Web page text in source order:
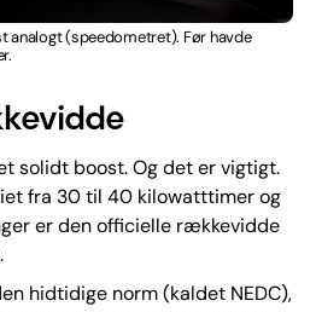
analogt (speedometret). Før havde
solidt boost. Og det er vigtigt.
fra 30 til 40 kilowatttimer og
er den officielle rækkevidde
hidtidige norm (kaldet NEDC),